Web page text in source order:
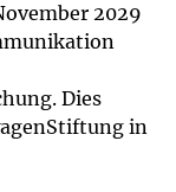
2029
Dies
in